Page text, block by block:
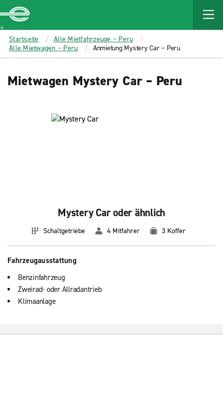
MAIN
CONTENT
Enterprise
Startseite
Alle Mietfahrzeuge – Peru
Alle Mietwagen – Peru
Anmietung Mystery Car – Peru
Mietwagen Mystery Car – Peru
Mystery Car oder ähnlich
Schaltgetriebe 4 Mitfahrer 3 Koffer
Fahrzeugausstattung
Benzinfahrzeug
Zweirad- oder Allradantrieb
Klimaanlage